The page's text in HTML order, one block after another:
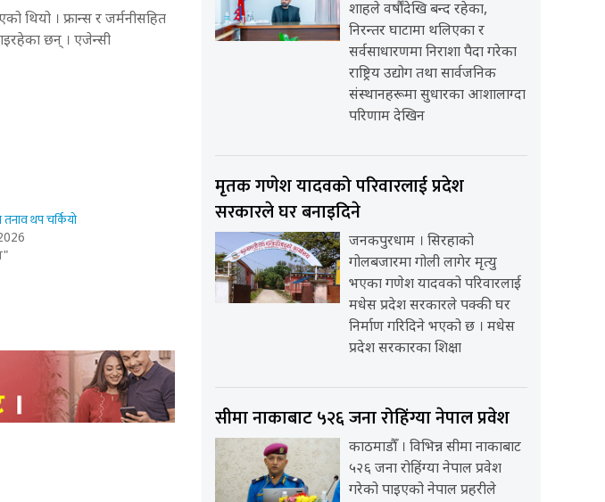
थियो । फ्रान्स र जर्मनीसहित
छन् । एजेन्सी
थप चर्कियो
शाहले वर्षौंदेखि बन्द रहेका,
निरन्तर घाटामा थलिएका र
सर्वसाधारणमा निराशा पैदा गरेका
राष्ट्रिय उद्योग तथा सार्वजनिक
संस्थानहरूमा सुधारका आशालाग्दा
परिणाम देखिन
मृतक गणेश यादवको परिवारलाई प्रदेश
सरकारले घर बनाइदिने
जनकपुरधाम । सिरहाको
गोलबजारमा गोली लागेर मृत्यु
भएका गणेश यादवको परिवारलाई
मधेस प्रदेश सरकारले पक्की घर
निर्माण गरिदिने भएको छ । मधेस
प्रदेश सरकारका शिक्षा
सीमा नाकाबाट ५२६ जना रोहिंग्या नेपाल प्रवेश
काठमाडौँ । विभिन्न सीमा नाकाबाट
५२६ जना रोहिंग्या नेपाल प्रवेश
गरेको पाइएको नेपाल प्रहरीले